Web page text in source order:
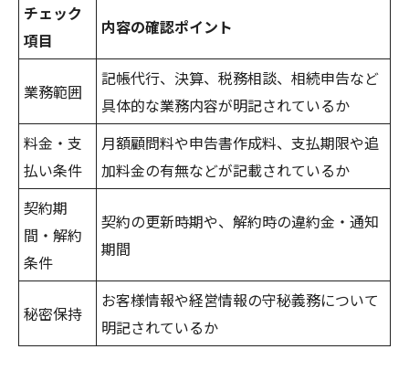
チェック
項目
内容の確認ポイント
業務範囲
記帳代行、決算、税務相談、相続申告など
具体的な業務内容が明記されているか
料金・支
払い条件
月額顧問料や申告書作成料、支払期限や追
加料金の有無などが記載されているか
契約期
間・解約
条件
契約の更新時期や、解約時の違約金・通知
期間
秘密保持
お客様情報や経営情報の守秘義務について
明記されているか